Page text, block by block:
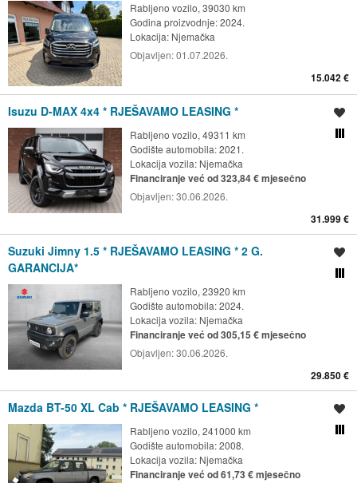
Rabljeno vozilo, 39030 km
Godina proizvodnje: 2024.
Lokacija: Njemačka
Objavljen:01.07.2026.
15.042 €
Isuzu D-MAX 4x4 * RJEŠAVAMO LEASING *
Rabljeno vozilo, 49311 km
Godište automobila: 2021.
Lokacija vozila: Njemačka
Financiranje već od 323,84 € mjesečno
Objavljen:30.06.2026.
31.999 €
Suzuki Jimny 1.5 * RJEŠAVAMO LEASING * 2 G.
GARANCIJA*
Rabljeno vozilo, 23920 km
Godište automobila: 2024.
Lokacija vozila: Njemačka
Financiranje već od 305,15 € mjesečno
Objavljen:30.06.2026.
29.850 €
Mazda BT-50 XL Cab * RJEŠAVAMO LEASING *
Rabljeno vozilo, 241000 km
Godište automobila: 2008.
Lokacija vozila: Njemačka
Financiranje već od 61,73 € mjesečno